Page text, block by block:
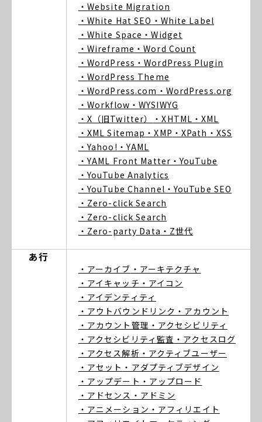
・Website Migration
・White Hat SEO ・White Label
・White Space ・Widget
・Wireframe ・Word Count
・WordPress ・WordPress Plugin
・WordPress Theme
・WordPress.com ・WordPress.org
・Workflow ・WYSIWYG
・X（旧Twitter）
・XHTML ・XML
・XML Sitemap ・XMP ・XPath ・XSS
・Yahoo! ・YAML
・YAML Front Matter ・YouTube
・YouTube Analytics
・YouTube Channel ・YouTube SEO
・Zero-click Search
・Zero-click Search
・Zero-party Data ・Z世代
あ行
・アーカイブ ・アーキテクチャ
・アイキャッチ ・アイコン
・アイデンティティ
・アウトバウンドリンク ・アカウント
・アカウント管理 ・アクセシビリティ
・アクセシビリティ監査 ・アクセスログ
・アクセス解析 ・アクティブユーザー
・アセット ・アダプティブデザイン
・アップデート ・アップロード
・アドセンス ・アドミン
・アニメーション ・アフィリエイト